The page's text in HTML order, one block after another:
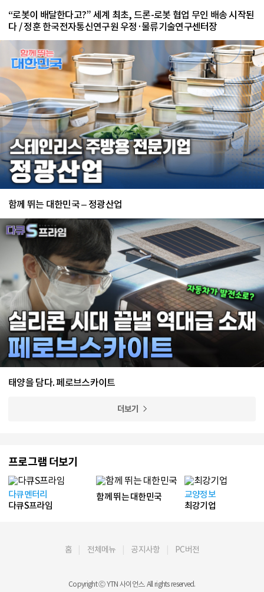
“로봇이 배달한다고?” 세계 최초, 드론-로봇 협업 무인 배송 시작된
다 / 정훈 한국전자통신연구원 우정·물류기술연구센터장
함께 뛰는 대한민국 – 정광산업
태양을 담다. 페로브스카이트
더보기
프로그램 더보기
다큐멘터리
다큐S프라임
함께 뛰는 대한민국
교양정보
최강기업
홈 전체메뉴 공지사항 PC버전
Copyright Ⓒ YTN 사이언스. All rights reserved.